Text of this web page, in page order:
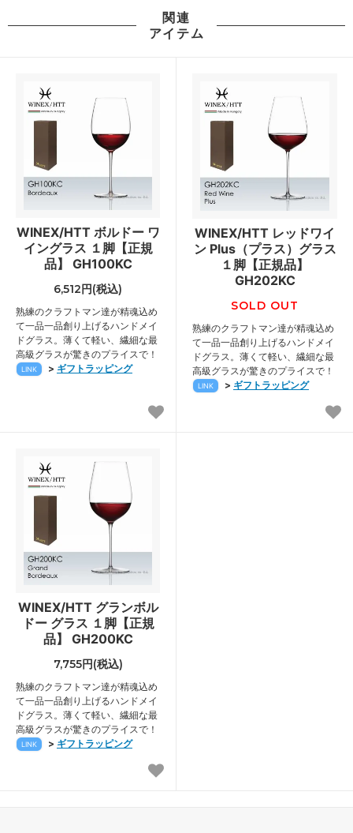
関連
アイテム
WINEX/HTT ボルドー ワ
イングラス １脚【正規
品】 GH100KC
6,512円(税込)
熟練のクラフトマン達が精魂込め
て一品一品創り上げるハンドメイ
ドグラス。薄くて軽い、繊細な最
高級グラスが驚きのプライスで！
LINK > ギフトラッピング
WINEX/HTT レッドワイ
ン Plus（プラス）グラス
１脚【正規品】
GH202KC
SOLD OUT
熟練のクラフトマン達が精魂込め
て一品一品創り上げるハンドメイ
ドグラス。薄くて軽い、繊細な最
高級グラスが驚きのプライスで！
LINK > ギフトラッピング
WINEX/HTT グランボル
ドー グラス １脚【正規
品】 GH200KC
7,755円(税込)
熟練のクラフトマン達が精魂込め
て一品一品創り上げるハンドメイ
ドグラス。薄くて軽い、繊細な最
高級グラスが驚きのプライスで！
LINK > ギフトラッピング